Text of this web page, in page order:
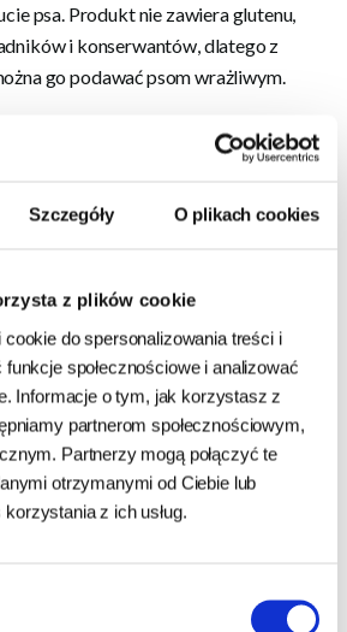
Szczegóły O plikach cookies
z plików cookie
do spersonalizowania treści i
społecznościowe i analizować
Informacje o tym, jak korzystasz z
partnerom społecznościowym,
Partnerzy mogą połączyć te
otrzymanymi od Ciebie lub
z ich usług.
psa. Produkt nie zawiera glutenu,
i konserwantów, dlatego z
go podawać psom wrażliwym.
psom ras dużych
zęby i dziąsła
odświeża oddech
mięśnie szczęki
zapewnia rozrywkę
sztucznych dodatków
nie kruszy się
dla zwierząt
naturalny i ekologiczny
dla psów wrażliwych